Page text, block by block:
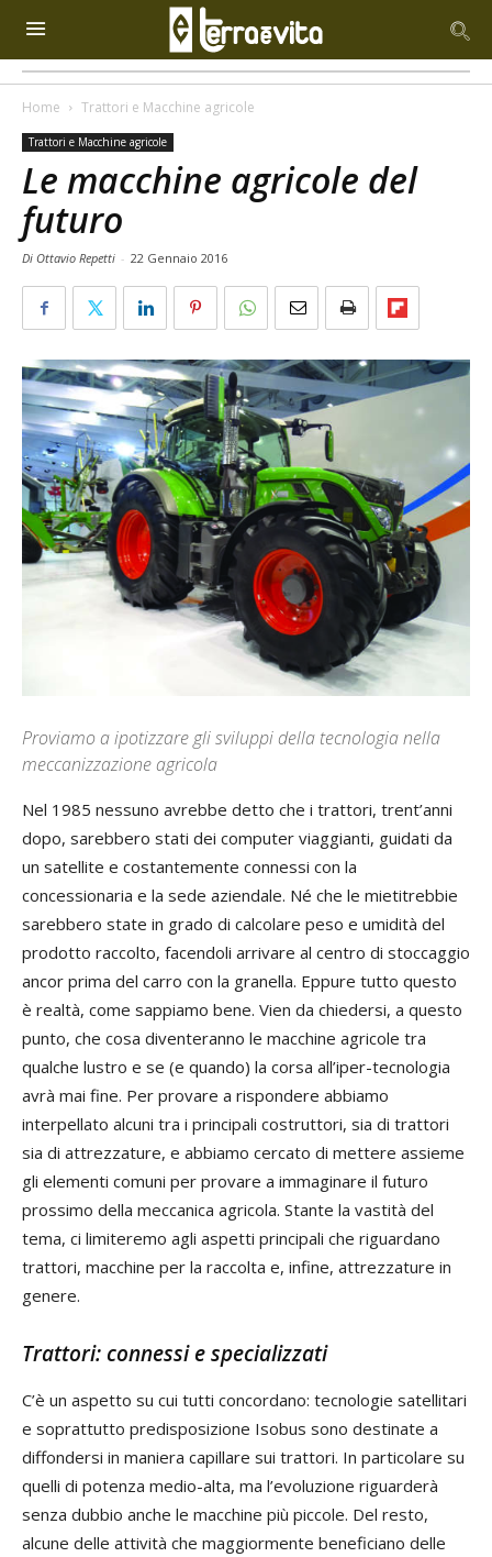
Home Trattori e Macchine agricole
Trattori e Macchine agricole
Le macchine agricole del
futuro
Di Ottavio Repetti - 22 Gennaio 2016
Proviamo a ipotizzare gli sviluppi della tecnologia nella
meccanizzazione agricola
Nel 1985 nessuno avrebbe detto che i trattori, trent’anni
dopo, sarebbero stati dei computer viaggianti, guidati da
un satellite e costantemente connessi con la
concessionaria e la sede aziendale. Né che le mietitrebbie
sarebbero state in grado di calcolare peso e umidità del
prodotto raccolto, facendoli arrivare al centro di stoccaggio
ancor prima del carro con la granella. Eppure tutto questo
è realtà, come sappiamo bene. Vien da chiedersi, a questo
punto, che cosa diventeranno le macchine agricole tra
qualche lustro e se (e quando) la corsa all’iper-tecnologia
avrà mai fine. Per provare a rispondere abbiamo
interpellato alcuni tra i principali costruttori, sia di trattori
sia di attrezzature, e abbiamo cercato di mettere assieme
gli elementi comuni per provare a immaginare il futuro
prossimo della meccanica agricola. Stante la vastità del
tema, ci limiteremo agli aspetti principali che riguardano
trattori, macchine per la raccolta e, infine, attrezzature in
genere.
Trattori: connessi e specializzati
C’è un aspetto su cui tutti concordano: tecnologie satellitari
e soprattutto predisposizione Isobus sono destinate a
diffondersi in maniera capillare sui trattori. In particolare su
quelli di potenza medio-alta, ma l’evoluzione riguarderà
senza dubbio anche le macchine più piccole. Del resto,
alcune delle attività che maggiormente beneficiano delle